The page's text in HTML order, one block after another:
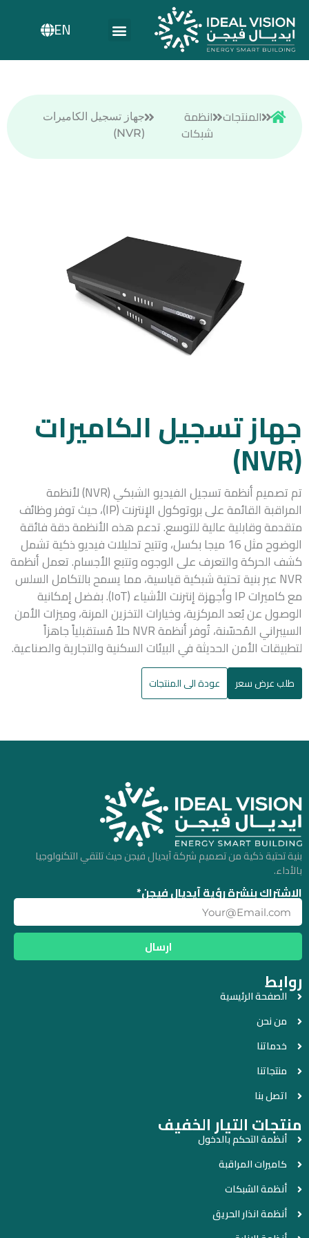
EN
المنتجات انظمة
شبكات
جهاز تسجيل الكاميرات
(NVR)
جهاز تسجيل الكاميرات
(NVR)
تم تصميم أنظمة تسجيل الفيديو الشبكي (NVR) لأنظمة
المراقبة القائمة على بروتوكول الإنترنت (IP)، حيث توفر وظائف
متقدمة وقابلية عالية للتوسع. تدعم هذه الأنظمة دقة فائقة
الوضوح مثل 16 ميجا بكسل، وتتيح تحليلات فيديو ذكية تشمل
كشف الحركة والتعرف على الوجوه وتتبع الأجسام. تعمل أنظمة
NVR عبر بنية تحتية شبكية قياسية، مما يسمح بالتكامل السلس
مع كاميرات IP وأجهزة إنترنت الأشياء (IoT). بفضل إمكانية
الوصول عن بُعد المركزية، وخيارات التخزين المرنة، وميزات الأمن
السيبراني المُحسّنة، تُوفر أنظمة NVR حلاً مُستقبلياً جاهزاً
لتطبيقات الأمن الحديثة في البيئات السكنية والتجارية والصناعية.
طلب عرض سعر عودة الى المنتجات
بنية تحتية ذكية من تصميم شركة آيديال فيجن حيث تلتقي التكنولوجيا
بالأداء.
الإشتراك بنشرة رؤية آيديال فيجن*
ارسال
روابط
الصفحة الرئيسية
من نحن
خدماتنا
منتجاتنا
اتصل بنا
منتجات التيار الخفيف
أنظمة التحكم بالدخول
كاميرات المراقبة
أنظمة الشبكات
أنظمة انذار الحريق